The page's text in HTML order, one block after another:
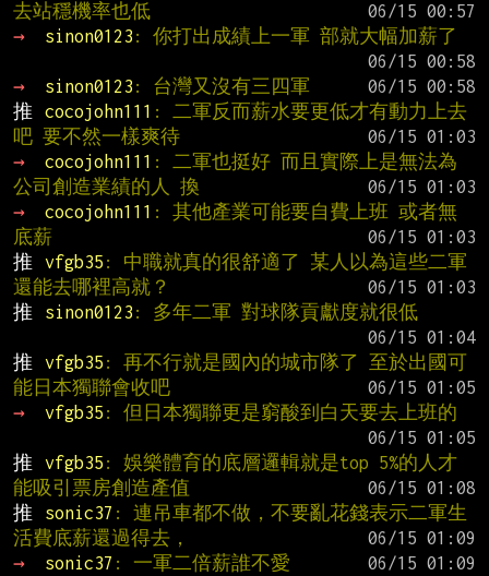
去站穩機率也低
→
sinon0123 : 你打出成績上一軍 部就大幅加薪了
→
sinon0123 : 台灣又沒有三四軍
推
cocojohn111 : 二軍反而薪水要更低才有動力上去
吧 要不然一樣爽待
→
cocojohn111 : 二軍也挺好 而且實際上是無法為
公司創造業績的人 換
→
cocojohn111 : 其他產業可能要自費上班 或者無
底薪
推
vfgb35 : 中職就真的很舒適了 某人以為這些二軍
還能去哪裡高就？
推
sinon0123 : 多年二軍 對球隊貢獻度就很低
推
vfgb35 : 再不行就是國內的城市隊了 至於出國可
能日本獨聯會收吧
→
vfgb35 : 但日本獨聯更是窮酸到白天要去上班的
推
vfgb35 : 娛樂體育的底層邏輯就是top 5%的人才
能吸引票房創造產值
推
sonic37 : 連吊車都不做，不要亂花錢表示二軍生
活費底薪還過得去，
→
sonic37 : 一軍二倍薪誰不愛